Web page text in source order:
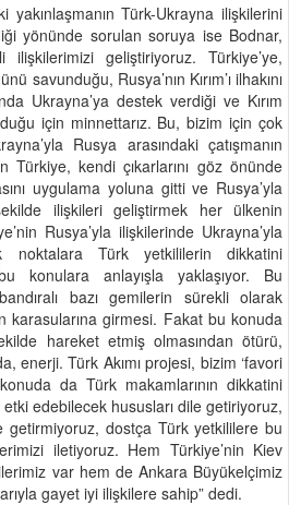
yakınlaşmanın Türk-Ukrayna ilişkilerini
yönünde sorulan soruya ise Bodnar,
ilişkilerimizi geliştiriyoruz. Türkiye’ye,
savunduğu, Rusya’nın Kırım’ı ilhakını
Ukrayna’ya destek verdiği ve Kırım
için minnettarız. Bu, bizim için çok
Rusya arasındaki çatışmanın
Türkiye, kendi çıkarlarını göz önünde
uygulama yoluna gitti ve Rusya’yla
ilişkileri geliştirmek her ülkenin
Rusya’yla ilişkilerinde Ukrayna’yla
noktalara Türk yetkililerin dikkatini
anlayışla yaklaşıyor. Bu
bazı gemilerin sürekli olarak
karasularına girmesi. Fakat bu konuda
hareket etmiş olmasından ötürü,
enerji. Türk Akımı projesi, bizim ‘favori
da Türk makamlarının dikkatini
edebilecek hususları dile getiriyoruz,
getirmiyoruz, dostça Türk yetkililere bu
iletiyoruz. Hem Türkiye’nin Kiev
var hem de Ankara Büyükelçimiz
gayet iyi ilişkilere sahip” dedi.